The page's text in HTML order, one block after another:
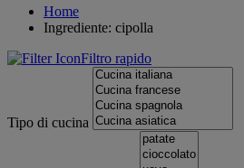
Home
Ingrediente: cipolla
Filtro rapido
Tipo di cucina